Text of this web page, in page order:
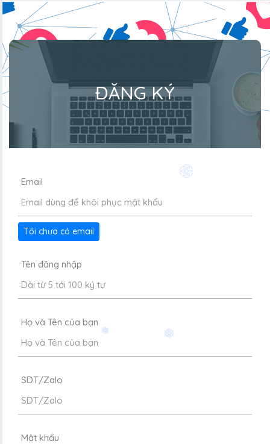
❆
❅
ĐĂNG KÝ
Email
Tôi chưa có email
Tên đăng nhập
Họ và Tên của bạn
SDT/Zalo
Mật khẩu